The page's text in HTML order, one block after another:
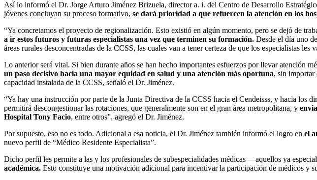
Así lo informó el Dr. Jorge Arturo Jiménez Brizuela, director a. i. del Centro de Desarrollo
jóvenes concluyan su proceso formativo, se dará prioridad a que refuercen la atención en los
“Ya concretamos el proyecto de regionalización. Esto existió en algún momento, pero se dejó de
a ir estos futuros y futuras especialistas una vez que terminen su formación. Desde el día uno
áreas rurales desconcentradas de la CCSS, las cuales van a tener certeza de que los especialistas
Lo anterior será vital. Si bien durante años se han hecho importantes esfuerzos por llevar atención
un paso decisivo hacia una mayor equidad en salud y una atención más oportuna, sin importar
capacidad instalada de la CCSS, señaló el Dr. Jiménez.
“Ya hay una instrucción por parte de la Junta Directiva de la CCSS hacia el Cendeisss, y hacia los
permitirá descongestionar las rotaciones, que generalmente son en el gran área metropolitana, y
Hospital Tony Facio, entre otros”, agregó el Dr. Jiménez.
Por supuesto, eso no es todo. Adicional a esa noticia, el Dr. Jiménez también informó el logro en el
nuevo perfil de “Médico Residente Especialista”.
Dicho perfil les permite a las y los profesionales de subespecialidades médicas —aquellos ya
académica. Esto constituye una motivación adicional para incentivar la participación de médicos y